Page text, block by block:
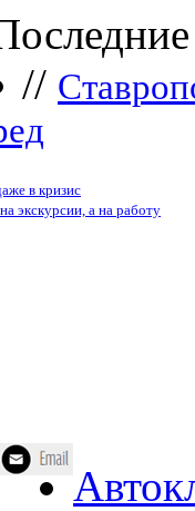
//
в кризис
экскурсии, а на работу